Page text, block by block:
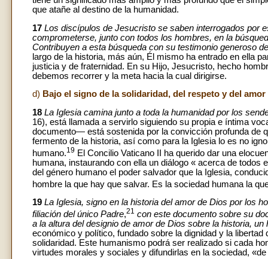
que atañe al destino de la humanidad.
17 Los discípulos de Jesucristo se saben interrogados por
comprometerse, junto con todos los hombres, en la
Contribuyen a esta búsqueda con su testimonio generoso
largo de la historia, más aún, Él mismo ha entrado en ella
justicia y de fraternidad. En su Hijo, Jesucristo, hecho
debemos recorrer y la meta hacia la cual dirigirse.
d) Bajo el signo de la solidaridad, del respeto y del amor
18 La Iglesia camina junto a toda la humanidad por los
16), está llamada a servirlo siguiendo su propia e íntima
documento— está sostenida por la convicción profunda de
fermento de la historia, así como para la Iglesia lo es no
humano.19 El Concilio Vaticano II ha querido dar una
humana, instaurando con ella un diálogo « acerca de
del género humano el poder salvador que la Iglesia,
hombre la que hay que salvar. Es la sociedad humana la
19 La Iglesia, signo en la historia del amor de Dios por los
filiación del único Padre,21 con este documento sobre su
a la altura del designio de amor de Dios sobre la historia,
económico y político, fundado sobre la dignidad y la
solidaridad. Este humanismo podrá ser realizado si cada
virtudes morales y sociales y difundirlas en la sociedad,